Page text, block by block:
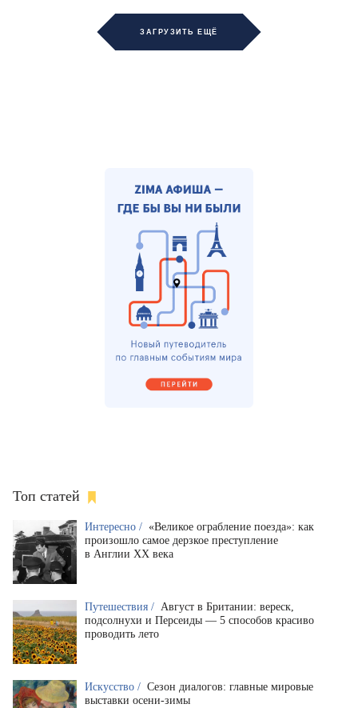
ЗАГРУЗИТЬ ЕЩЁ
Топ статей
Интересно / «Великое ограбление поезда»: как
произошло самое дерзкое преступление
в Англии XX века
Путешествия / Август в Британии: вереск,
подсолнухи и Персеиды — 5 способов красиво
проводить лето
Искусство / Сезон диалогов: главные мировые
выставки осени-зимы